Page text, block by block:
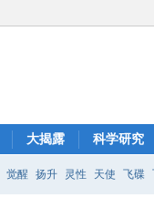
大揭露 科学研究
觉醒 扬升 灵性 天使 飞碟